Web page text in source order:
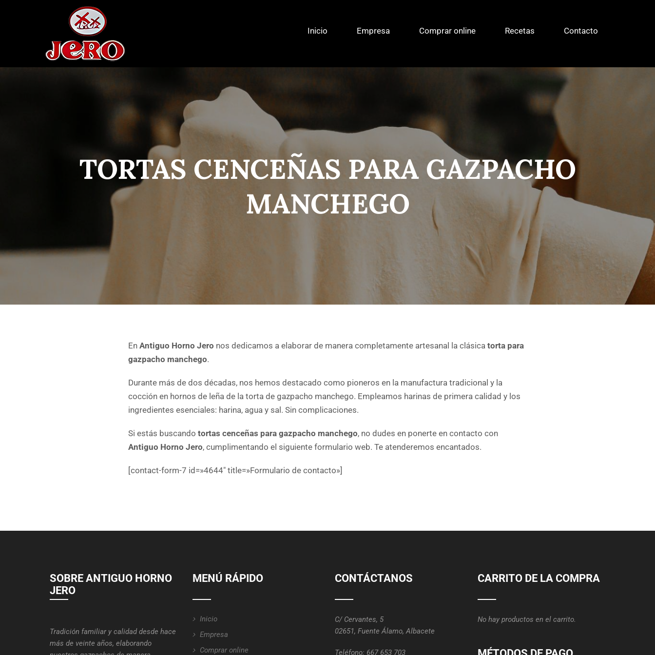
Inicio Empresa Comprar online Recetas Contacto
TORTAS CENCEÑAS PARA GAZPACHO
MANCHEGO
En Antiguo Horno Jero nos dedicamos a elaborar de manera completamente artesanal la clásica torta para
gazpacho manchego.
Durante más de dos décadas, nos hemos destacado como pioneros en la manufactura tradicional y la
cocción en hornos de leña de la torta de gazpacho manchego. Empleamos harinas de primera calidad y los
ingredientes esenciales: harina, agua y sal. Sin complicaciones.
Si estás buscando tortas cenceñas para gazpacho manchego, no dudes en ponerte en contacto con
Antiguo Horno Jero, cumplimentando el siguiente formulario web. Te atenderemos encantados.
[contact-form-7 id=»4644″ title=»Formulario de contacto»]
SOBRE ANTIGUO HORNO
JERO
Tradición familiar y calidad desde hace
más de veinte años, elaborando
MENÚ RÁPIDO
Inicio
Empresa
Comprar online
CONTÁCTANOS
C/ Cervantes, 5
02651, Fuente Álamo, Albacete
Teléfono: 667 653 703
CARRITO DE LA COMPRA
No hay productos en el carrito.